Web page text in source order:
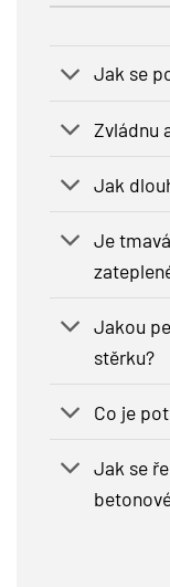
Jak se
Zvládnu
Jak
Je
Jakou
stěrku?
Co je
Jak se